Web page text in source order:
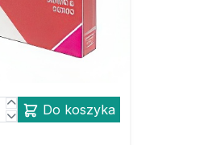
Do koszyka